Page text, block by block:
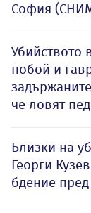
София
Убийството
побой и
че ловят
Близки на
Георги
бдение